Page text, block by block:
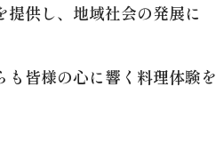
供し、地域社会の発展に
皆様の心に響く料理体験を